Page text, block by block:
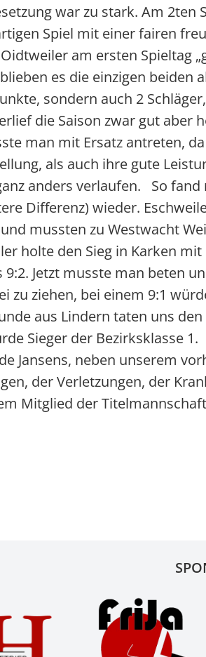
war zu stark. Am
Spiel mit einer fairen
am ersten Spieltag
es die einzigen
sondern auch 2
die Saison zwar gut
man mit Ersatz antreten,
als auch ihre gute
anders verlaufen. So
Differenz) wieder.
mussten zu Westwacht
holte den Sieg in Karken
Jetzt musste man beten
zu ziehen, bei einem 9:1
aus Lindern taten uns
Sieger der Bezirksklasse
Jansens, neben unserem
der Verletzungen, der
Mitglied der